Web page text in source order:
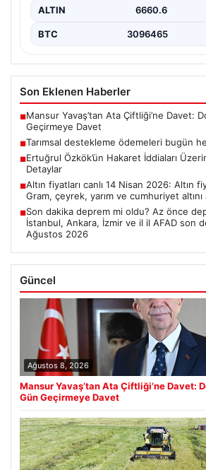
ALTIN 6660.6
BTC 3096465
Son Eklenen Haberler
■Mansur Yavaş’tan Ata Çiftliği’ne Davet:
Geçirmeye Davet
■Tarımsal destekleme ödemeleri bugün
■Ertuğrul Özkök’ün Hakaret İddiaları
Detaylar
■Altın fiyatları canlı 14 Nisan 2026: Altın
Gram, çeyrek, yarım ve cumhuriyet altını
■Son dakika deprem mi oldu? Az önce
İstanbul, Ankara, İzmir ve il il AFAD son
Ağustos 2026
Güncel
Ağustos 8, 2026
Mansur Yavaş’tan Ata Çiftliği’ne Davet:
Gün Geçirmeye Davet